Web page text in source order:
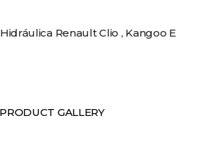
Renault Clio , Kangoo E
PRODUCT GALLERY